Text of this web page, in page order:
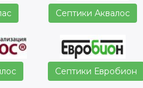
Септики Аквалос
Септики Евробион